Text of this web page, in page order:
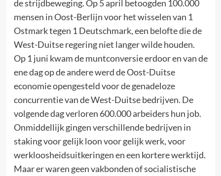
de strijdbeweging. Op 5 april betoogden 100.000
mensen in Oost-Berlijn voor het wisselen van 1
Ostmark tegen 1 Deutschmark, een belofte die de
West-Duitse regering niet langer wilde houden.
Op 1 juni kwam de muntconversie erdoor en van de
ene dag op de andere werd de Oost-Duitse
economie opengesteld voor de genadeloze
concurrentie van de West-Duitse bedrijven. De
volgende dag verloren 600.000 arbeiders hun job.
Onmiddellijk gingen verschillende bedrijven in
staking voor gelijk loon voor gelijk werk, voor
werkloosheidsuitkeringen en een kortere werktijd.
Maar er waren geen vakbonden of socialistische